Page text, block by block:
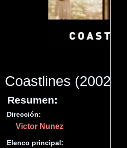
Coastlines (2002)
Resumen:
Dirección:
Victor Nunez
Elenco principal: